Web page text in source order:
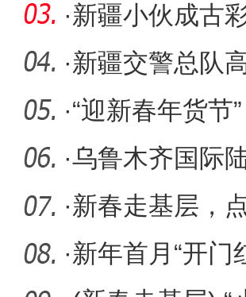
·新疆小伙成古
·新疆交警总队
提示
·“迎新春年货节
热销
·乌鲁木齐国际
运
·新春走基层，
·新年首月“开门